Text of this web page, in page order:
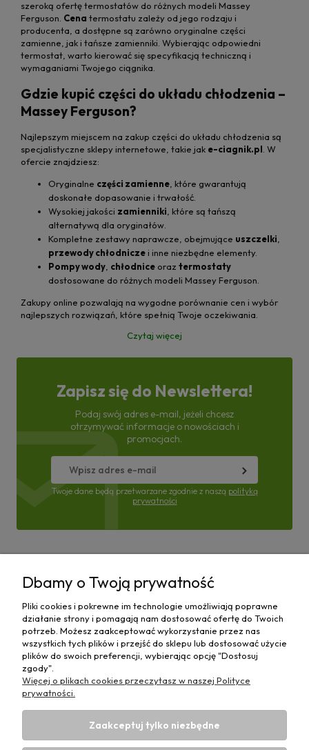
szeroką ofertę termostatów do różnych modeli Massey
Ferguson. Cena termostatu zależy od jego rodzaju i
producenta, a dostępne są zarówno oryginalne części
zamienne, jak i tańsze zamienniki. Wybierając odpowiedni
termostat, warto kierować się specyfikacją techniczną i
wymaganiami Twojego ciągnika.
Gdzie kupić części do układu chłodzenia –
Massey Ferguson?
Najlepszym miejscem na zakup części do układu chłodzenia są
specjalistyczne sklepy internetowe, takie jak e-ciagnik.pl. W
ofercie znajdziesz:
Oryginalne części zamienne, które gwarantują
doskonałe dopasowanie i trwałość.
Wysokiej jakości zamienniki, które są tańszą
alternatywą dla oryginałów.
Kompletne zestawy naprawcze, obejmujące uszczelki,
przewody chłodnicze i inne niezbędne elementy.
Pompy wody, chłodnice oraz termostaty
dostosowane do różnych modeli Massey Ferguson.
Zakupy online pozwalają na wygodne porównanie cen i wybór
najlepszych rozwiązań, które spełnią Twoje oczekiwania.
Czytaj więcej
Zapisz się do Newslettera!
Podaj swój adres e-mail, jeżeli chcesz
otrzymywać informacje o nowościach i
promocjach.
Twoje dane będą przetwarzane zgodnie z naszą polityką
prywatności
Moje konto
Płatności i dostawa
Informacje
O nas
Dbamy o Twoją prywatność
Pliki cookies i pokrewne im technologie umożliwiają poprawne
działanie strony i pomagają nam dostosować ofertę do Twoich
potrzeb. Możesz zaakceptować wykorzystanie przez nas
wszystkich tych plików i przejść do sklepu lub dostosować użycie
plików do swoich preferencji, wybierając opcję "Dostosuj
zgody".
Więcej o plikach cookies przeczytasz w naszej Polityce
prywatności.
Zaakceptuj tylko niezbędne